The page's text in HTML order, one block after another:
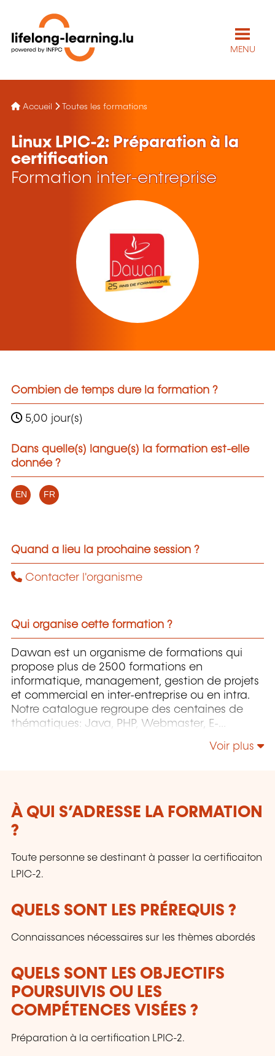
MENU
Accueil Toutes les formations
Linux LPIC-2: Préparation à la
certification
Formation inter-entreprise
Combien de temps dure la formation ?
5,00 jour(s)
Dans quelle(s) langue(s) la formation est-elle
donnée ?
EN FR
Quand a lieu la prochaine session ?
Contacter l'organisme
Qui organise cette formation ?
Dawan est un organisme de formations qui
propose plus de 2500 formations en
informatique, management, gestion de projets
et commercial en inter-entreprise ou en intra.
Notre catalogue regroupe des centaines de
thématiques: Java, PHP, Webmaster, E-
Autocad, Photoshop, l'intelligence artificielle,
Voir plus
À QUI S’ADRESSE LA FORMATION
?
Toute personne se destinant à passer la certificaiton
LPIC-2.
QUELS SONT LES PRÉREQUIS ?
Connaissances nécessaires sur les thèmes abordés
QUELS SONT LES OBJECTIFS
POURSUIVIS OU LES
COMPÉTENCES VISÉES ?
Préparation à la certification LPIC-2.